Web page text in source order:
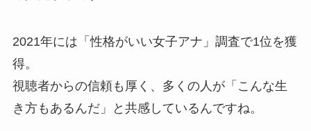
2021年には「性格がいい女子アナ」調査で1位を獲
得。
視聴者からの信頼も厚く、多くの人が「こんな生
き方もあるんだ」と共感しているんですね。